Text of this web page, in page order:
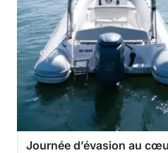
Journée d’évasion au